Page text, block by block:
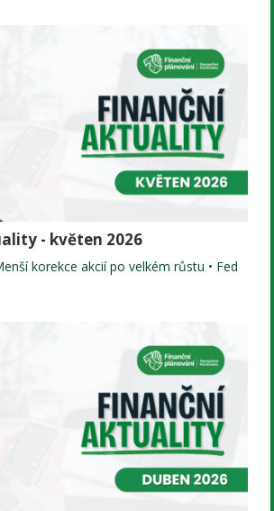
- květen 2026
korekce akcií po velkém růstu • Fed